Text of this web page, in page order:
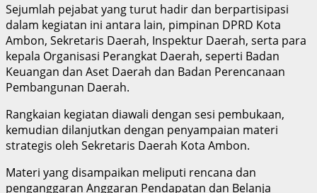
Sejumlah pejabat yang turut hadir dan berpartisipasi
dalam kegiatan ini antara lain, pimpinan DPRD Kota
Ambon, Sekretaris Daerah, Inspektur Daerah, serta para
kepala Organisasi Perangkat Daerah, seperti Badan
Keuangan dan Aset Daerah dan Badan Perencanaan
Pembangunan Daerah.
Rangkaian kegiatan diawali dengan sesi pembukaan,
kemudian dilanjutkan dengan penyampaian materi
strategis oleh Sekretaris Daerah Kota Ambon.
Materi yang disampaikan meliputi rencana dan
penganggaran Anggaran Pendapatan dan Belanja